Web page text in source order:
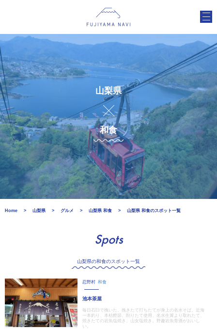
山梨県
和食
Home 山梨県 グルメ 山梨県 和食 山梨県 和食のスポット一覧
Spots
山梨県の和食のスポット一覧
忍野村 和食
池本茶屋
毎日石臼で挽いた、挽きたて打ちたてが身上の名水そば。近海
一本釣り、本枯鰹節、削りたて使用、名水生簀より取れたて、
焼きたての岩魚塩焼き、山女塩焼き。野趣岩魚骨酒がおいし
い。